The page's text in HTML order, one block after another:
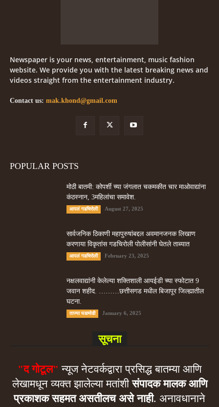
Newspaper is your news, entertainment, music fashion
website. We provide you with the latest breaking news and
videos straight from the entertainment industry.
Contact us: mak.khond@gmail.com
POPULAR POSTS
मोठी बातमी: कोपर्शी च्या जंगलात चकमकीत चार माओवाद्यांना
कंठस्नान, 3महिलांचा समावेश.
आपलं गडचिरोली August 27, 2025
सार्वजनिक ठिकाणी महापुरुषांबद्दल अवमानजनक लिखाण
करणा­या विकृतांस गडचिरोली पोलीसांनी घेतले ताब्यात
आपलं गडचिरोली February 23, 2025
नक्षलवाद्यांनी केलेल्या शक्तिशाली आयईडी च्या स्फोटात 9
जवान शहीद. ………छत्तीसगड मधील बिजापूर जिल्ह्यातील
घटना.
ताज्या घडामोडी January 6, 2025
सूचना
"द गोटूल" न्यूज नेटवर्कद्वारा प्रसिद्ध बातम्या आणि
लेखामधून व्यक्त झालेल्या मतांशीसंपादक मालक आणि
प्रकाशक सहमत असतीलच असे नाही. अनावधानाने